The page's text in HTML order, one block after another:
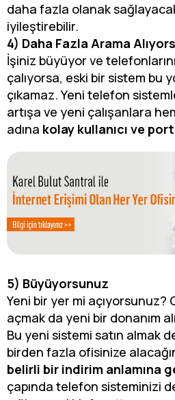
daha fazla olanak
iyileştirebilir.
4) Daha Fazla Arama
İşiniz büyüyor ve
çalıyorsa, eski bir sistem bu
çıkamaz. Yeni telefon
artışa ve yeni çalışanlara
adına kolay kullanıcı ve
5) Büyüyorsunuz
Yeni bir yer mi açıyorsunuz?
açmak da yeni bir donanım
Bu yeni sistemi satın almak
birden fazla ofisinize
belirli bir indirim anlamına
çapında telefon sisteminizi